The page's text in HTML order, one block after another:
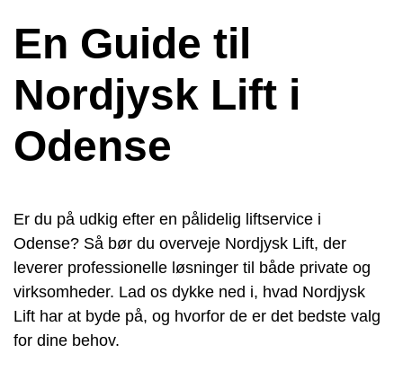
En Guide til
Nordjysk Lift i
Odense
Er du på udkig efter en pålidelig liftservice i
Odense? Så bør du overveje Nordjysk Lift, der
leverer professionelle løsninger til både private og
virksomheder. Lad os dykke ned i, hvad Nordjysk
Lift har at byde på, og hvorfor de er det bedste valg
for dine behov.